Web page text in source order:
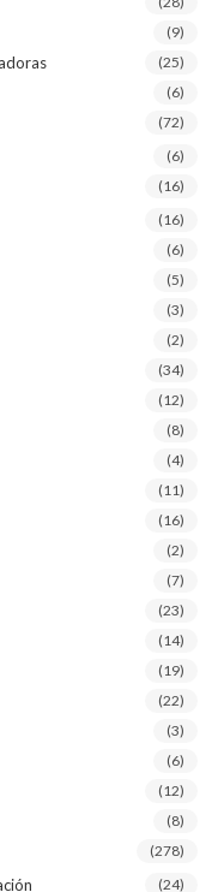
(9)
(25)
(6)
(72)
(6)
(16)
(16)
(6)
(5)
(3)
(2)
(34)
(12)
(8)
(4)
(11)
(16)
(2)
(7)
(23)
(14)
(19)
(22)
(3)
(6)
(12)
(8)
(278)
(24)